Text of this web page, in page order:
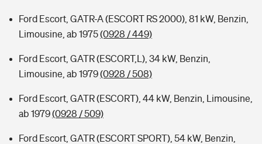
Ford Escort, GATR-A (ESCORT RS 2000), 81 kW, Benzin,
Limousine, ab 1975(0928 / 449)
Ford Escort, GATR (ESCORT,L), 34 kW, Benzin,
Limousine, ab 1979(0928 / 508)
Ford Escort, GATR (ESCORT), 44 kW, Benzin, Limousine,
ab 1979(0928 / 509)
Ford Escort, GATR (ESCORT SPORT), 54 kW, Benzin,